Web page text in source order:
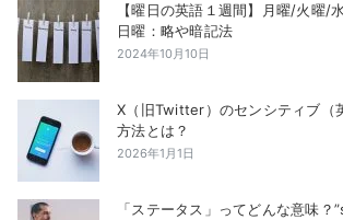
【曜日の英語１週間】月曜/火曜/
日曜：略や暗記法
2024年10月10日
X（旧Twitter）のセンシティブ（
方法とは？
2026年1月1日
「ステータス」ってどんな意味？